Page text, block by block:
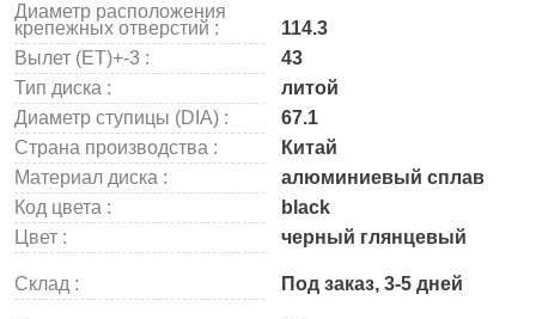
Диаметр расположения
крепежных отверстий :
114.3
Вылет (ET)+-3 :
43
Тип диска :
литой
Диаметр ступицы (DIA) :
67.1
Страна производства :
Китай
Материал диска :
алюминиевый сплав
Код цвета :
black
Цвет :
черный глянцевый
Склад : Под заказ, 3-5 дней